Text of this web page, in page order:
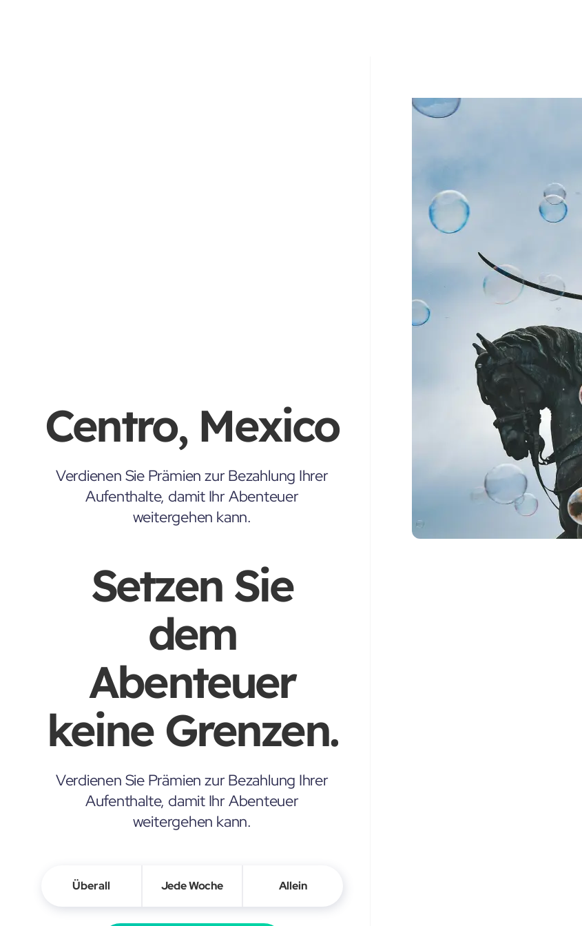
Centro, Mexico
Verdienen Sie Prämien zur Bezahlung Ihrer
Aufenthalte, damit Ihr Abenteuer
weitergehen kann.
Setzen Sie
dem
Abenteuer
keine Grenzen.
Verdienen Sie Prämien zur Bezahlung Ihrer
Aufenthalte, damit Ihr Abenteuer
weitergehen kann.
Überall Jede Woche Allein